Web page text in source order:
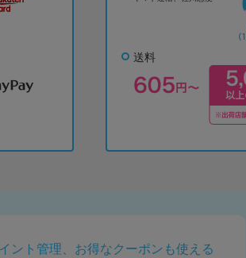
送料
ント管理、お得なクーポンも使える